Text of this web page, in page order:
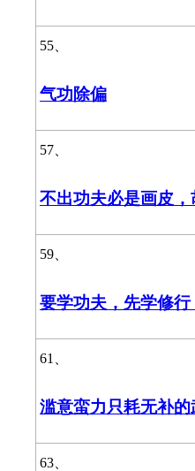
55、
气功除偏
57、
不出功夫必是画皮
59、
要学功夫，先学修
61、
滥意蛮力只耗无补
63、